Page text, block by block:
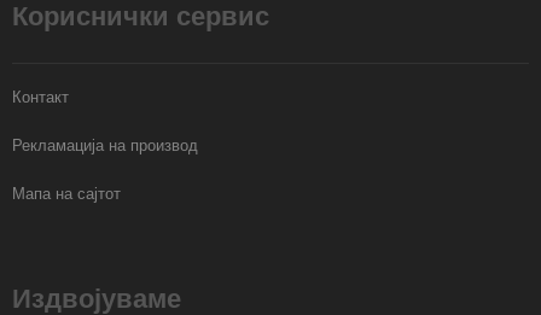
Кориснички сервис
Контакт
Рекламација на производ
Мапа на сајтот
Издвојуваме